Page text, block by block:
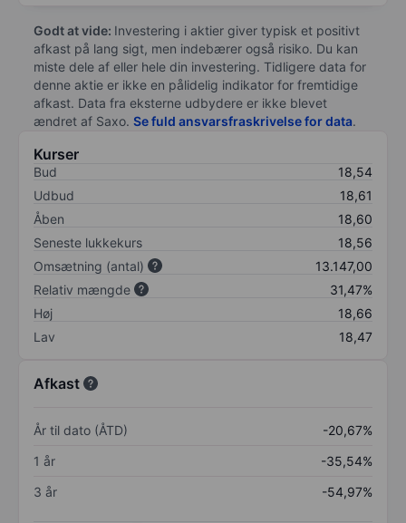
Godt at vide: Investering i aktier giver typisk et positivt
afkast på lang sigt, men indebærer også risiko. Du kan
miste dele af eller hele din investering. Tidligere data for
denne aktie er ikke en pålidelig indikator for fremtidige
afkast. Data fra eksterne udbydere er ikke blevet
ændret af Saxo. Se fuld ansvarsfraskrivelse for data.
Kurser
Bud
18,54
Udbud
18,61
Åben
18,60
Seneste lukkekurs
18,56
Omsætning (antal)
13.147,00
Relativ mængde
31,47%
Høj
18,66
Lav
18,47
Afkast
År til dato (ÅTD)
-20,67%
1 år
-35,54%
3 år
-54,97%